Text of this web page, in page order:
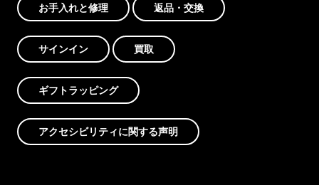
お手入れと修理 返品・交換
サインイン 買取
ギフトラッピング
アクセシビリティに関する声明